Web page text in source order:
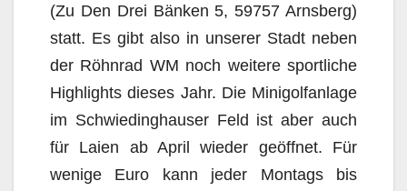
(Zu Den Drei Bänken 5, 59757 Arnsberg)
statt. Es gibt also in unserer Stadt neben
der Röhnrad WM noch weitere sportliche
Highlights dieses Jahr. Die Minigolfanlage
im Schwiedinghauser Feld ist aber auch
für Laien ab April wieder geöffnet. Für
wenige Euro kann jeder Montags bis